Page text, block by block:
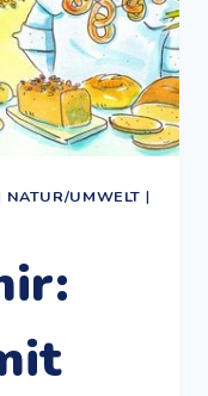
NATUR/UMWELT |